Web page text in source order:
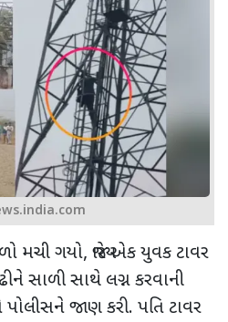
મચી ગયો, જ્યારે એક યુવક ટાવર
સાળી સાથે લગ્ન કરવાની
પોલીસને જાણ કરી. પતિ ટાવર